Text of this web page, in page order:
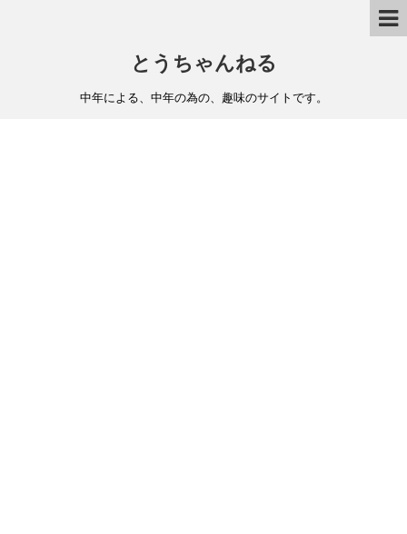
とうちゃんねる
中年による、中年の為の、趣味のサイトです。